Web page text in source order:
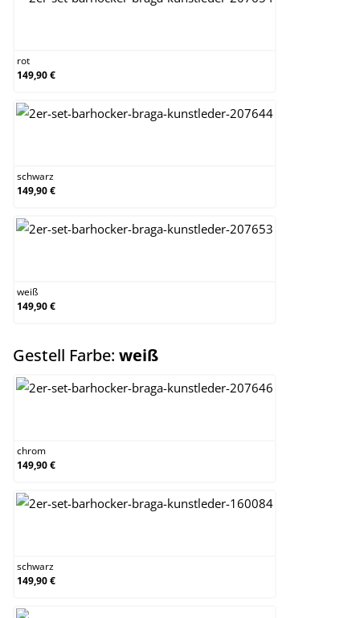
rot
149,90 €
schwarz
149,90 €
weiß
149,90 €
Gestell Farbe: weißauswählen
chrom
149,90 €
schwarz
149,90 €